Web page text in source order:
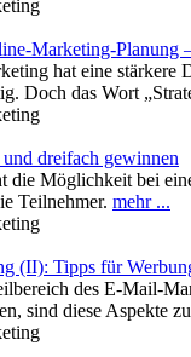
Marketing-Planung
hat eine stärkere
Doch das Wort
dreifach gewinnen
die Möglichkeit bei
Teilnehmer. mehr ...
(II): Tipps für
des E-Mail-
sind diese Aspekte